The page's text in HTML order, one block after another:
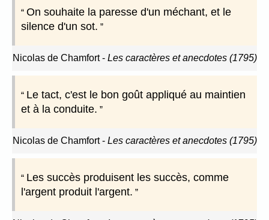
On souhaite la paresse d'un méchant, et le
silence d'un sot.
Nicolas de Chamfort- Les caractères et anecdotes (1795)
Le tact, c'est le bon goût appliqué au maintien
et à la conduite.
Nicolas de Chamfort- Les caractères et anecdotes (1795)
Les succès produisent les succès, comme
l'argent produit l'argent.